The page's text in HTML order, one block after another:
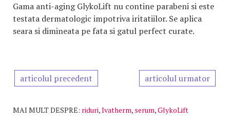
Gama anti-aging GlykoLift nu contine parabeni si este
testata dermatologic impotriva iritatiilor. Se aplica
seara si dimineata pe fata si gatul perfect curate.
articolul precedent articolul urmator
MAI MULT DESPRE: riduri,Ivatherm, serum,GlykoLift